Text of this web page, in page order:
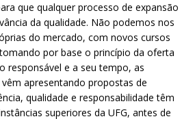
que qualquer processo de expansão
da qualidade. Não podemos nos
do mercado, com novos cursos
por base o princípio da oferta
responsável e a seu tempo, as
apresentando propostas de
qualidade e responsabilidade têm
superiores da UFG, antes de